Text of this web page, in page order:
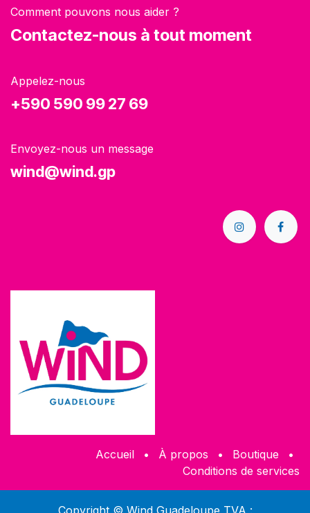
Comment pouvons nous aider ?
Contactez-nous à tout moment
Appelez-nous
+590 590 99 27 69
Envoyez-nous un message
wind@wind.gp
Accueil • À propos • Boutique
•
Conditions de services